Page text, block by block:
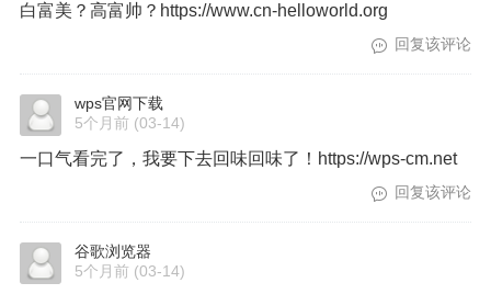
白富美？高富帅？https://www.cn-helloworld.org
回复该评论
wps官网下载
5个月前 (03-14)
一口气看完了，我要下去回味回味了！https://wps-cm.net
回复该评论
谷歌浏览器
5个月前 (03-14)